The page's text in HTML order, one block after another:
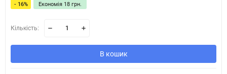
- 16% Економія 18 грн.
Кількість:
В кошик